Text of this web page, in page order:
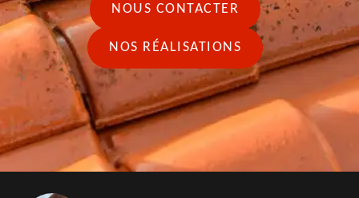
NOUS CONTACTER
NOS RÉALISATIONS